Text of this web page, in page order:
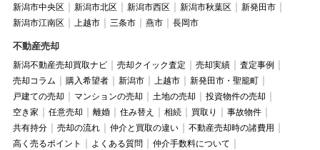
新潟市中央区
新潟市北区 新潟市西区 新潟市秋葉区
新発田市
新潟市江南区
上越市 三条市 燕市 長岡市
不動産売却
新潟不動産売却買取ナビ 売却クイック査定 売却実績
査定事例
売却コラム
購入希望者 新潟市 上越市
新発田市・聖籠町
戸建ての売却
マンションの売却 土地の売却
投資物件の売却
空き家
任意売却 離婚 住み替え 相続 買取り
事故物件
共有持分
売却の流れ 仲介と買取の違い
不動産売却時の諸費用
高く売るポイント
よくある質問
仲介手数料について